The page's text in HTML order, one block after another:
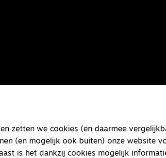
zetten we cookies (en daarmee
(en mogelijk ook buiten) onze website
is het dankzij cookies mogelijk